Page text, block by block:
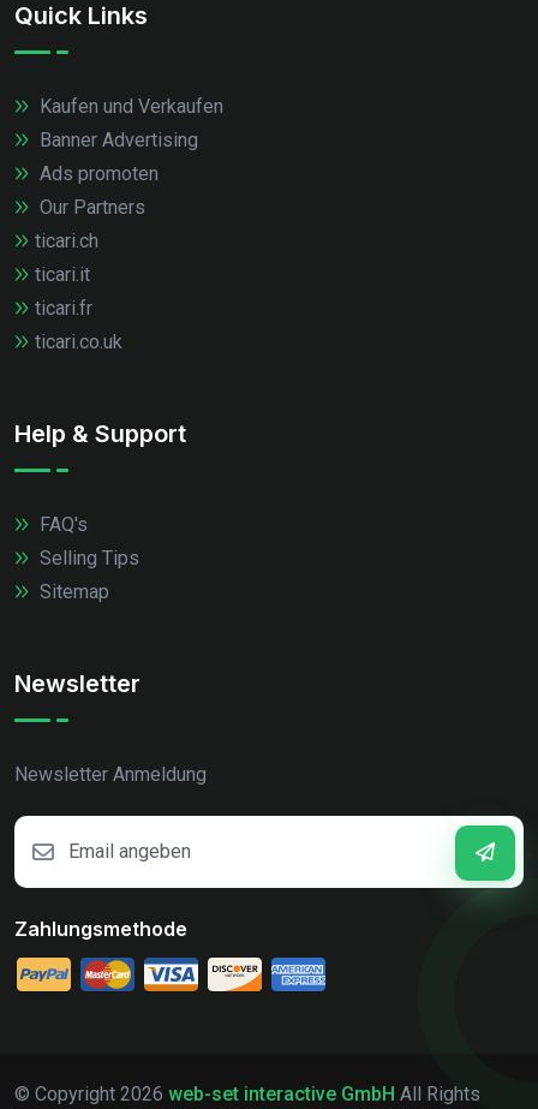
Quick Links
Kaufen und Verkaufen
Banner Advertising
Ads promoten
Our Partners
ticari.ch
ticari.it
ticari.fr
ticari.co.uk
Help & Support
FAQ's
Selling Tips
Sitemap
Newsletter
Newsletter Anmeldung
Zahlungsmethode
© Copyright 2026 web-set interactive GmbH All Rights